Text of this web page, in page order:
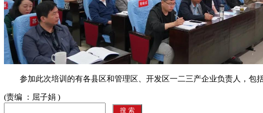
参加此次培训的有各县区和管理区、开发区一二三产企业负责人，包括
(责编 ：屈子娟 )